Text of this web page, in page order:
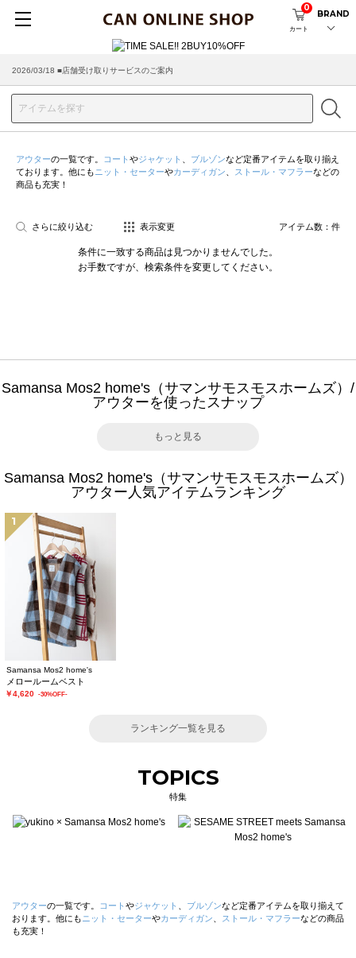
カート
0
BRAND
2026/03/18 ■店舗受け取りサービスのご案内
アウターの一覧です。 コート やジャケット ブルゾンなど定番アイテムを取り揃え
ております。他にも ニット・セーターやカーディガン ストール・マフラーなどの
商品も充実！
さらに絞り込む 表示変更 アイテム数： 件
条件に一致する商品は見つかりませんでした。
お手数ですが、検索条件を変更してください。
Samansa Mos2 home's（サマンサモスモスホームズ）/
アウターを使ったスナップ
もっと見る
Samansa Mos2 home's（サマンサモスモスホームズ）
アウター人気アイテムランキング
1
Samansa Mos2 home's
メロールームベスト
￥4,620 -30%OFF-
ランキング一覧を見る
TOPICS
特集
アウターの一覧です。 コート やジャケット ブルゾンなど定番アイテムを取り揃えて
おります。他にも ニット・セーターやカーディガン ストール・マフラーなどの商品
も充実！